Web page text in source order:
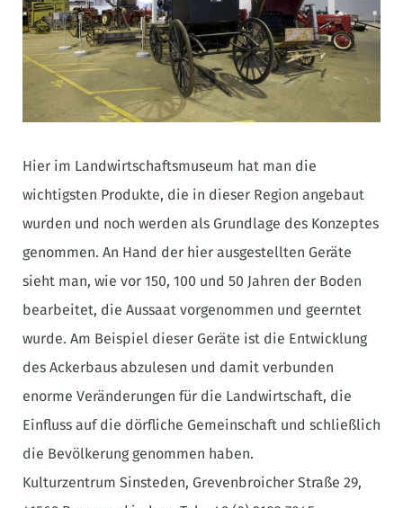
Hier im Landwirtschaftsmuseum hat man die
wichtigsten Produkte, die in dieser Region angebaut
wurden und noch werden als Grundlage des Konzeptes
genommen. An Hand der hier ausgestellten Geräte
sieht man, wie vor 150, 100 und 50 Jahren der Boden
bearbeitet, die Aussaat vorgenommen und geerntet
wurde. Am Beispiel dieser Geräte ist die Entwicklung
des Ackerbaus abzulesen und damit verbunden
enorme Veränderungen für die Landwirtschaft, die
Einfluss auf die dörfliche Gemeinschaft und schließlich
die Bevölkerung genommen haben.
Kulturzentrum Sinsteden, Grevenbroicher Straße 29,